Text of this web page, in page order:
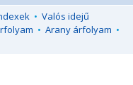
• Valós idejű
• Arany árfolyam •